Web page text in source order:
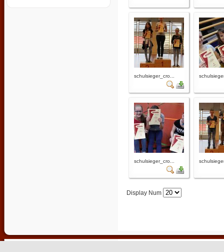
schulsieger_cro...
schulsieger_cro...
Display Num